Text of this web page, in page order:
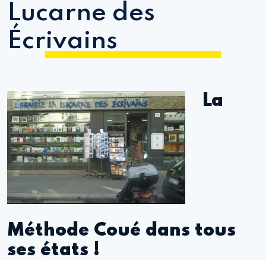
Lucarne des
Écrivains
La
Méthode Coué dans tous
ses états !